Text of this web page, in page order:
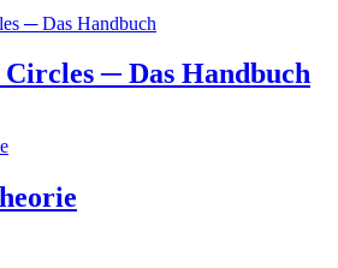
─ Das Handbuch